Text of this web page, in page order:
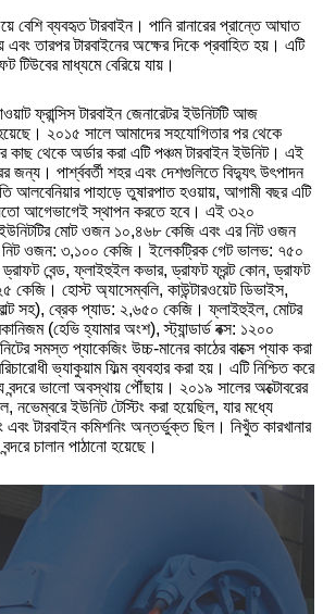
বেশি ব্যবহৃত টারবাইন। পানি রানারের প্রান্তে আঘাত
তারপর টারবাইনের অক্ষের দিকে প্রবাহিত হয়। এটি
টিউবের মাধ্যমে বেরিয়ে যায়।
ফ্রান্সিস টারবাইন জেনারেটর ইউনিটটি আজ
হয়েছে। ২০১৫ সালে আমাদের সহযোগিতার পর থেকে
কাছ থেকে অর্ডার করা এটি পঞ্চম টারবাইন ইউনিট। এই
জন্য। পার্শ্ববর্তী শহর এবং দেশগুলিতে বিদ্যুৎ উৎপাদন
আলবেনিয়ার পাহাড়ে তুষারপাত হওয়ায়, আগামী বছর এটি
আগেভাগেই স্থাপন করতে হবে। এই ৩২০
ইউনিটটির মোট ওজন ১০,৪৬৮ কেজি এবং এর নিট ওজন
নিট ওজন: ৩,১০০ কেজি। ইলেকট্রিক গেট ভালভ: ৭৫০
ড্রাফট বেন্ড, ফ্লাইহুইল কভার, ড্রাফট ফ্রন্ট কোন, ড্রাফট
কেজি। হোস্ট অ্যাসেম্বলি, কাউন্টারওয়েট ডিভাইস,
সহ), ব্রেক প্যাড: ২,৬৫০ কেজি। ফ্লাইহুইল, মোটর
(হেভি হ্যামার অংশ), স্ট্যান্ডার্ড বক্স: ১২০০
সমস্ত প্যাকেজিং উচ্চ-মানের কাঠের বাক্সে প্যাক করা
ভ্যাকুয়াম ফিল্ম ব্যবহার করা হয়। এটি নিশ্চিত করে
বন্দরে ভালো অবস্থায় পৌঁছায়। ২০১৯ সালের অক্টোবরের
নভেম্বরে ইউনিট টেস্টিং করা হয়েছিল, যার মধ্যে
এবং টারবাইন কমিশনিং অন্তর্ভুক্ত ছিল। নিখুঁত কারখানার
চালান পাঠানো হয়েছে।